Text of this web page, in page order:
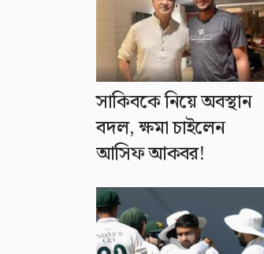
সাকিবকে নিয়ে অবস্থান
বদল, ক্ষমা চাইলেন
আসিফ আকবর!